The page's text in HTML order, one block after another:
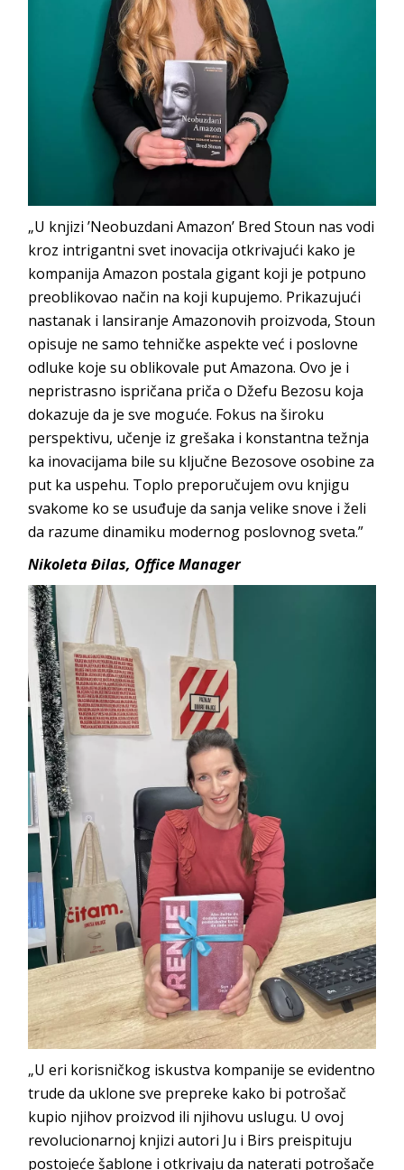
„U knjizi ’Neobuzdani Amazon’ Bred Stoun nas vodi
kroz intrigantni svet inovacija otkrivajući kako je
kompanijaAmazon postala gigant koji je potpuno
preoblikovao način na koji kupujemo. Prikazujući
nastanak i lansiranjeAmazonovih proizvoda, Stoun
opisuje ne samo tehničke aspekte već i poslovne
odluke koje su oblikovale putAmazona. Ovo je i
nepristrasno ispričana priča o Džefu Bezosu koja
dokazuje da je sve moguće. Fokus na široku
perspektivu, učenje iz grešaka i konstantna težnja
ka inovacijama bile su ključne Bezosove osobine za
put ka uspehu. Toplo preporučujem ovu knjigu
svakome ko se usuđuje da sanja velike snove i želi
da razume dinamiku modernog poslovnog sveta.”
Nikoleta Đilas, Office Manager
„U eri korisničkog iskustva kompanije se evidentno
trude da uklone sve prepreke kako bi potrošač
kupio njihov proizvod ili njihovu uslugu. U ovoj
revolucionarnoj knjizi autori Ju i Birs preispituju
postojeće šablone i otkrivaju da naterati potrošače